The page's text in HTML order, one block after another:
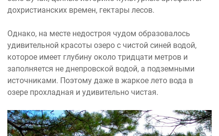
дохристианских времен, гектары лесов.
Однако, на месте недостроя чудом образовалось
удивительной красоты озеро с чистой синей водой,
которое имеет глубину около тридцати метров и
заполняется не днепровской водой, а подземными
источниками. Поэтому даже в жаркое лето вода в
озере прохладная и удивительно чистая.